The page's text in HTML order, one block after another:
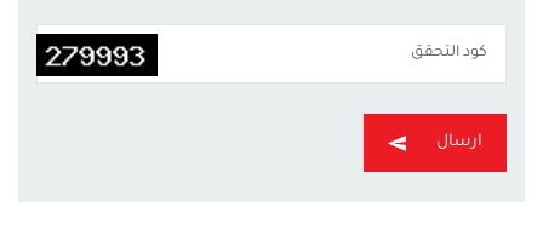
ارسال